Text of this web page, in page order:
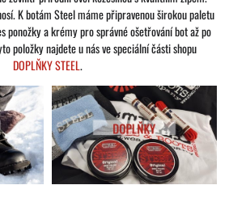
K botám Steel máme připravenou širokou paletu
ponožky a krémy pro správné ošetřování bot až po
položky najdete u nás ve speciální části shopu
DOPLŇKY STEEL.